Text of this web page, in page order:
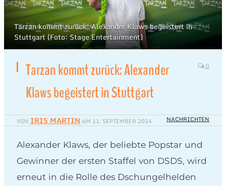
Tarzan kommt zurück: Alexander Klaws begeistert in
Stuttgart (Foto: Stage Entertainment)
Tarzan kommt zurück: Alexander
Klaws begeistert in Stuttgart
0
VON IRIS MARTIN AM 11. SEPTEMBER 2024 NACHRICHTEN
Alexander Klaws, der beliebte Popstar und
Gewinner der ersten Staffel von DSDS, wird
erneut in die Rolle des Dschungelhelden